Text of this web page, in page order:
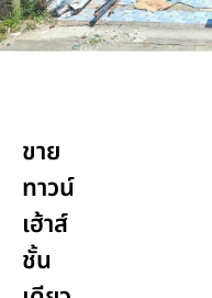
ขาย
ทาวน์
เฮ้าส์
ชั้น